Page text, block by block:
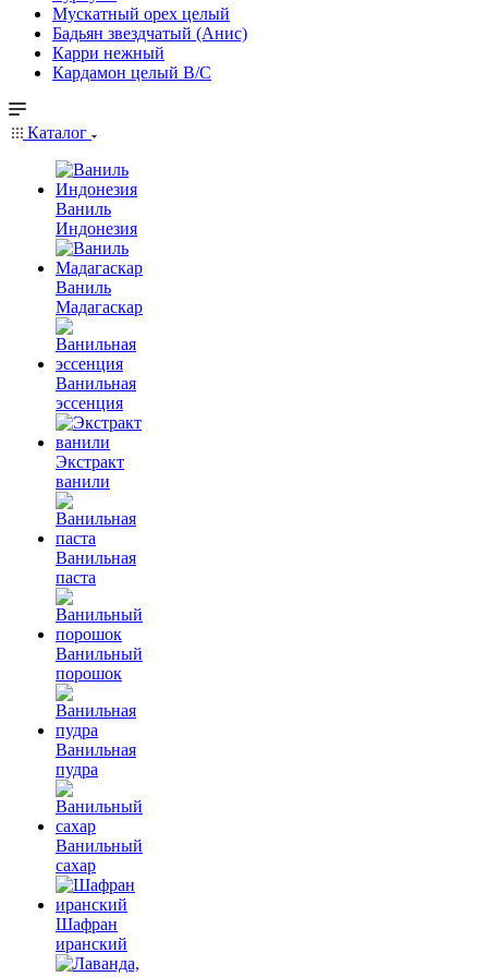
Мускатный орех целый
Бадьян звездчатый (Анис)
Карри нежный
Кардамон целый В/С
Каталог
Ваниль
Индонезия
Ваниль
Мадагаскар
Ванильная
эссенция
Экстракт
ванили
Ванильная
паста
Ванильный
порошок
Ванильная
пудра
Ванильный
сахар
Шафран
иранский